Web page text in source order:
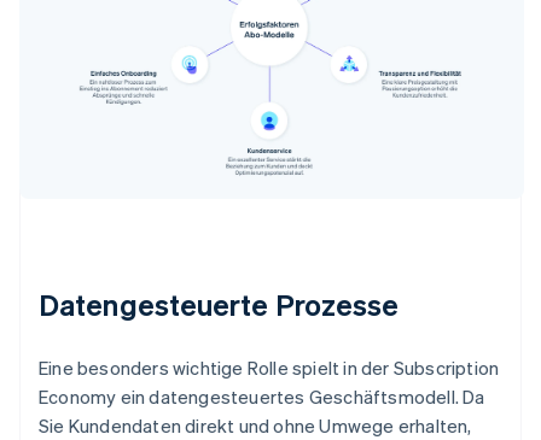
Datengesteuerte Prozesse
Eine besonders wichtige Rolle spielt in der Subscription
Economy ein datengesteuertes Geschäftsmodell. Da
Sie Kundendaten direkt und ohne Umwege erhalten,